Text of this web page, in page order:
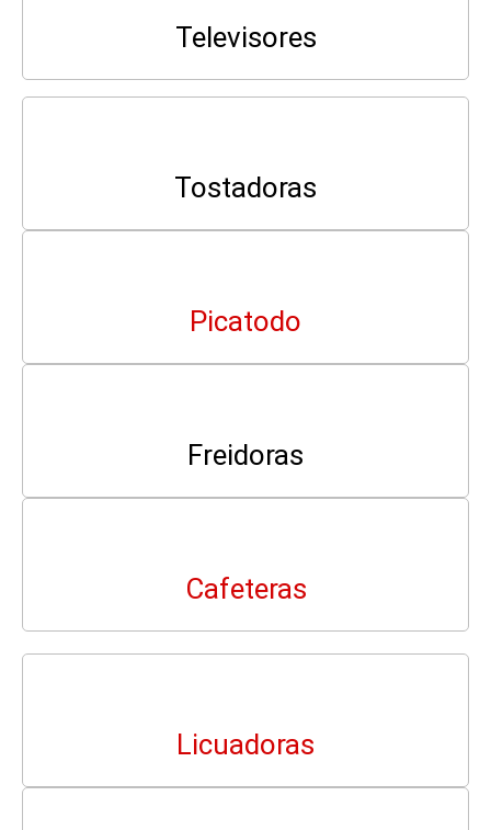
Televisores
Tostadoras
Picatodo
Freidoras
Cafeteras
Licuadoras